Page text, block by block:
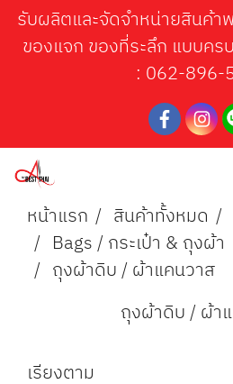
รับผลิตและจัดจำหน่ายสินค้
ของแจก ของที่ระลึก แบบคร
: 062-896-
หน้าแรก สินค้าทั้งหมด
Bags / กระเป๋า & ถุงผ้า
ถุงผ้าดิบ / ผ้าแคนวาส
ถุงผ้าดิบ / ผ้า
เรียงตาม